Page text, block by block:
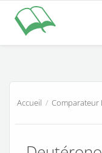
Accueil / Comparateur